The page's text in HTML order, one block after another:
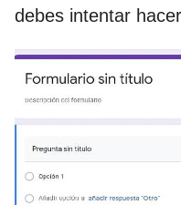
debes intentar